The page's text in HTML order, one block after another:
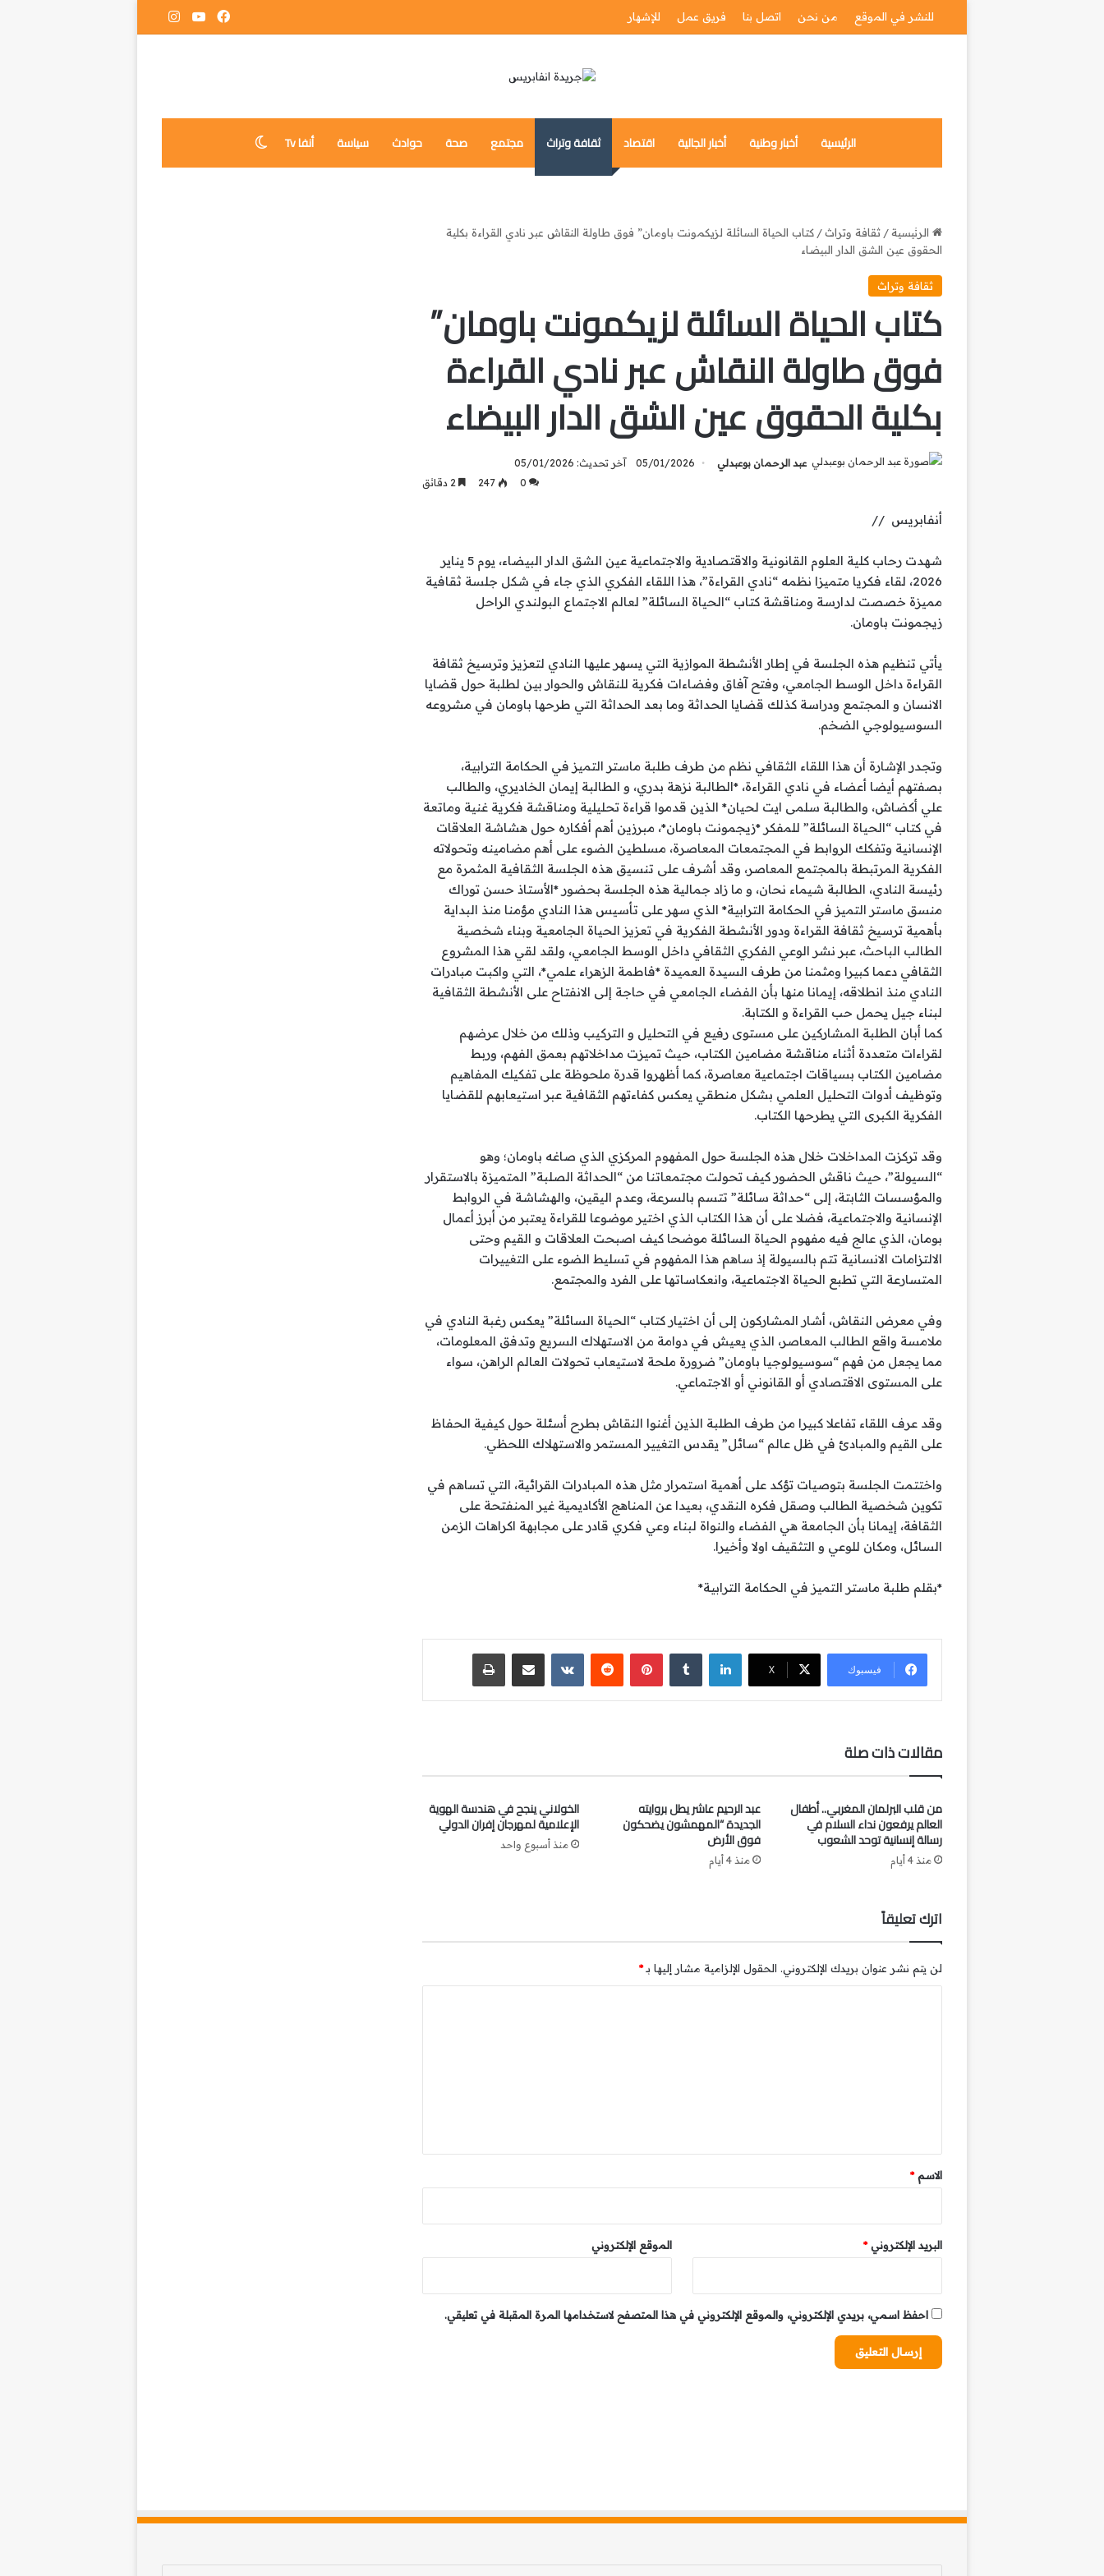
للنشر في الموقع من نحن اتصل بنا فريق عمل للإشهار فيسبوك‫YouTube
الرئيسية أخبار وطنية أخبار الجالية اقتصاد ثقافة وتراث مجتمع صحة حوادث سياسة أنفا Tv
الرئيسية/ ثقافة وتراث/ كتاب الحياة السائلة لزيكمونت باومان” فوق طاولة النقاش عبر نادي القراءة بكلية
الحقوق عين الشق الدار البيضاء
ثقافة وتراث
كتاب الحياة السائلة لزيكمونت باومان”
فوق طاولة النقاش عبر نادي القراءة
بكلية الحقوق عين الشق الدار البيضاء
عبد الرحمان بوعبدلي 05/01/2026
آخر تحديث: 05/01/2026
0
247 2 دقائق
أنفابريس //
شهدت رحاب كلية العلوم القانونية والاقتصادية والاجتماعية عين الشق الدار البيضاء، يوم 5 يناير
2026، لقاء فكريا متميزا نظمه “نادي القراءة”، هذا اللقاء الفكري الذي جاء في شكل جلسة ثقافية
مميزة خصصت لدارسة ومناقشة كتاب “الحياة السائلة” لعالم الاجتماع البولندي الراحل
زيجمونت باومان.
يأتي تنظيم هذه الجلسة في إطار الأنشطة الموازية التي يسهر عليها النادي لتعزيز وترسيخ ثقافة
القراءة داخل الوسط الجامعي، وفتح آفاق وفضاءات فكرية للنقاش والحوار بين لطلبة حول قضايا
الانسان و المجتمع ودراسة كذلك قضايا الحداثة وما بعد الحداثة التي طرحها باومان في مشروعه
السوسيولوجي الضخم.
وتجدر الإشارة أن هذا اللقاء الثقافي نظم من طرف طلبة ماستر التميز في الحكامة الترابية،
بصفتهم أيضا أعضاء في نادي القراءة، *الطالبة نزهة بدري، و الطالبة إيمان الخاديري، والطالب
علي أكضاش، والطالبة سلمى ايت لحيان* الذين قدموا قراءة تحليلية ومناقشة فكرية غنية وماتعة
في كتاب “الحياة السائلة” للمفكر *زيجمونت باومان*، مبرزين أهم أفكاره حول هشاشة العلاقات
الإنسانية وتفكك الروابط في المجتمعات المعاصرة، مسلطين الضوء على أهم مضامينه وتحولاته
الفكرية المرتبطة بالمجتمع المعاصر، وقد أشرف على تنسيق هذه الجلسة الثقافية المثمرة مع
رئيسة النادي، الطالبة شيماء نحان، و ما زاد جمالية هذه الجلسة بحضور *الأستاذ حسن توراك
منسق ماستر التميز في الحكامة الترابية* الذي سهر على تأسيس هذا النادي مؤمنا منذ البداية
بأهمية ترسيخ ثقافة القراءة ودور الأنشطة الفكرية في تعزيز الحياة الجامعية وبناء شخصية
الطالب الباحث، عبر نشر الوعي الفكري الثقافي داخل الوسط الجامعي، ولقد لقي هذا المشروع
الثقافي دعما كبيرا ومثمنا من طرف السيدة العميدة *فاطمة الزهراء علمي*، التي واكبت مبادرات
النادي منذ انطلاقه، إيمانا منها بأن الفضاء الجامعي في حاجة إلى الانفتاح على الأنشطة الثقافية
لبناء جيل يحمل حب القراءة و الكتابة.
كما أبان الطلبة المشاركين على مستوى رفيع في التحليل و التركيب وذلك من خلال عرضهم
لقراءات متعددة أثناء مناقشة مضامين الكتاب، حيث تميزت مداخلاتهم بعمق الفهم، وربط
مضامين الكتاب بسياقات اجتماعية معاصرة، كما أظهروا قدرة ملحوظة على تفكيك المفاهيم
وتوظيف أدوات التحليل العلمي بشكل منطقي يعكس كفاءتهم الثقافية عبر استيعابهم للقضايا
الفكرية الكبرى التي يطرحها الكتاب.
وقد تركزت المداخلات خلال هذه الجلسة حول المفهوم المركزي الذي صاغه باومان؛ وهو
“السيولة”، حيث ناقش الحضور كيف تحولت مجتمعاتنا من “الحداثة الصلبة” المتميزة بالاستقرار
والمؤسسات الثابتة، إلى “حداثة سائلة” تتسم بالسرعة، وعدم اليقين، والهشاشة في الروابط
الإنسانية والاجتماعية، فضلا على أن هذا الكتاب الذي اختير موضوعا للقراءة يعتبر من أبرز أعمال
بومان، الذي عالج فيه مفهوم الحياة السائلة موضحا كيف اصبحت العلاقات و القيم وحتى
الالتزامات الانسانية تتم بالسيولة إذ ساهم هذا المفهوم في تسليط الضوء على التغييرات
المتسارعة التي تطبع الحياة الاجتماعية، وانعكاساتها على الفرد والمجتمع.
وفي معرض النقاش، أشار المشاركون إلى أن اختيار كتاب “الحياة السائلة” يعكس رغبة النادي في
ملامسة واقع الطالب المعاصر، الذي يعيش في دوامة من الاستهلاك السريع وتدفق المعلومات،
مما يجعل من فهم “سوسيولوجيا باومان” ضرورة ملحة لاستيعاب تحولات العالم الراهن، سواء
على المستوى الاقتصادي أو القانوني أو الاجتماعي.
وقد عرف اللقاء تفاعلا كبيرا من طرف الطلبة الذين أغنوا النقاش بطرح أسئلة حول كيفية الحفاظ
على القيم والمبادئ في ظل عالم “سائل” يقدس التغيير المستمر والاستهلاك اللحظي.
واختتمت الجلسة بتوصيات تؤكد على أهمية استمرار مثل هذه المبادرات القرائية، التي تساهم في
تكوين شخصية الطالب وصقل فكره النقدي، بعيدا عن المناهج الأكاديمية غير المنفتحة على
الثقافة، إيمانا بأن الجامعة هي الفضاء والنواة لبناء وعي فكري قادر على مجابهة اكراهات الزمن
السائل، ومكان للوعي و التثقيف اولا وأخيرا.
*بقلم طلبة ماستر التميز في الحكامة الترابية*
فيسبوك ‫X
لينكدإن بينتيريست
مقالات ذات صلة
من قلب البرلمان المغربي.. أطفال
العالم يرفعون نداء السلام في
رسالة إنسانية توحد الشعوب
منذ 4 أيام
عبد الرحيم عاشر يطل بروايته
الجديدة “المهمشون يضحكون
فوق الأرض
منذ 4 أيام
الخولاني ينجح في هندسة الهوية
الإعلامية لمهرجان إفران الدولي
منذ أسبوع واحد
اترك تعليقاً
لن يتم نشر عنوان بريدك الإلكتروني. الحقول الإلزامية مشار إليها بـ*
*
الاسم*
البريد الإلكتروني* الموقع الإلكتروني
احفظ اسمي، بريدي الإلكتروني، والموقع الإلكتروني في هذا المتصفح لاستخدامها المرة المقبلة في تعليقي.